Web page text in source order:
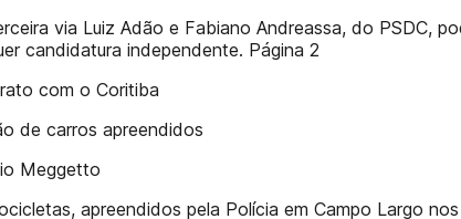
via Luiz Adão e Fabiano Andreassa, do PSDC,
candidatura independente. Página 2
com o Coritiba
de carros apreendidos
Meggetto
apreendidos pela Polícia em Campo Largo